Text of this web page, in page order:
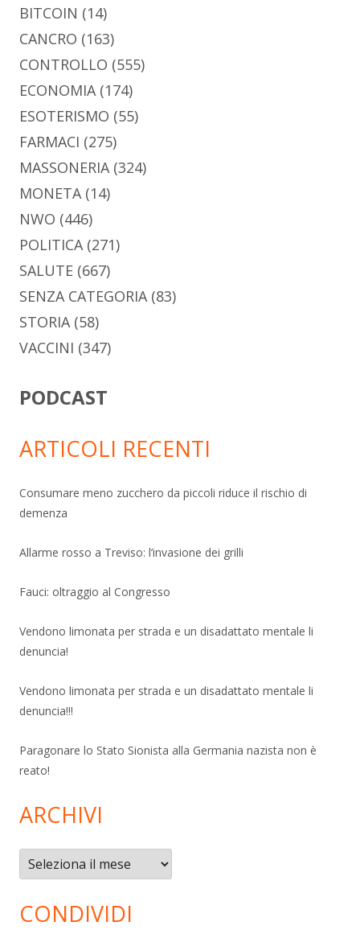
BITCOIN (14)
CANCRO (163)
CONTROLLO (555)
ECONOMIA (174)
ESOTERISMO (55)
FARMACI (275)
MASSONERIA (324)
MONETA (14)
NWO (446)
POLITICA (271)
SALUTE (667)
SENZA CATEGORIA (83)
STORIA (58)
VACCINI (347)
PODCAST
ARTICOLI RECENTI
Consumare meno zucchero da piccoli riduce il rischio di
demenza
Allarme rosso a Treviso: l’invasione dei grilli
Fauci: oltraggio al Congresso
Vendono limonata per strada e un disadattato mentale li
denuncia!
Vendono limonata per strada e un disadattato mentale li
denuncia!!!
Paragonare lo Stato Sionista alla Germania nazista non è
reato!
ARCHIVI
Archivi
CONDIVIDI